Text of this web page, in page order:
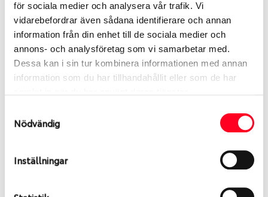
för sociala medier och analysera vår trafik. Vi
vidarebefordrar även sådana identifierare och annan
information från din enhet till de sociala medier och
annons- och analysföretag som vi samarbetar med.
Dessa kan i sin tur kombinera informationen med annan
information som du har tillhandahållit eller som de har
Nödvändig
Inställningar
Passar detta däck min bil?
Ange registreringsnummer för att se om det däck
du valt passar din bilmodell. Om du köper däck som
skall sättas på dina befintliga fälgar, se till att kolla
årens lopp och inte vara samma dimension som
bilen hade ut från fabrik.